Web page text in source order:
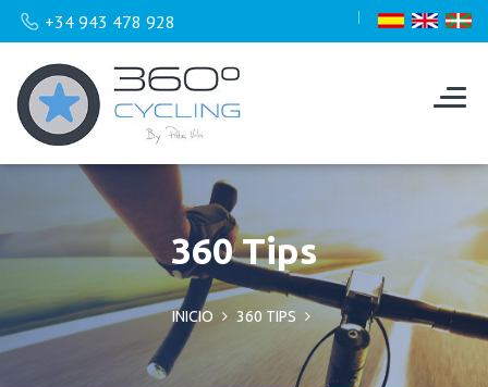
+34 943 478 928
360 Tips
INICIO 360 TIPS